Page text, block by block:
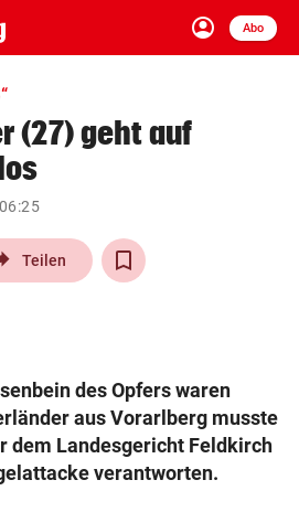
account_circle
Anmelden
Abo
close Schließen
arrow_right
(27) geht auf
Teilen
des Opfers waren
aus Vorarlberg musste
dem Landesgericht Feldkirch
verantworten.